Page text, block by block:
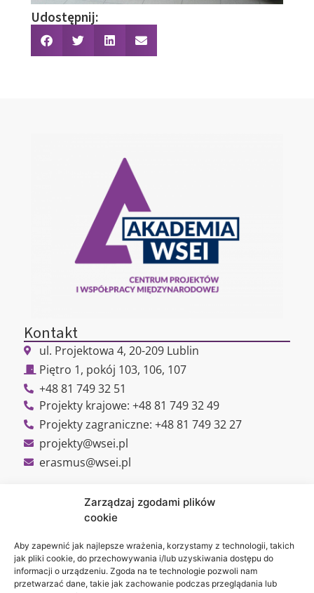
Zarządzaj zgodami plików
cookie
Aby zapewnić jak najlepsze wrażenia, korzystamy z technologii, takich
jak pliki cookie, do przechowywania i/lub uzyskiwania dostępu do
informacji o urządzeniu. Zgoda na te technologie pozwoli nam
przetwarzać dane, takie jak zachowanie podczas przeglądania lub
Udostępnij:
Kontakt
ul. Projektowa 4, 20-209 Lublin
Piętro 1, pokój 103, 106, 107
+48 81 749 32 51
Projekty krajowe: +48 81 749 32 49
Projekty zagraniczne: +48 81 749 32 27
projekty@wsei.pl
erasmus@wsei.pl
Akademia
WSEI
ul.